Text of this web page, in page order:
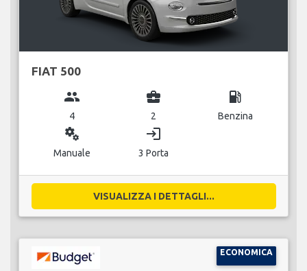
FIAT 500
group
4
business_center
2
local_gas_station
Benzina
miscellaneous_services
Manuale
login
3 Porta
VISUALIZZA I DETTAGLI...
ECONOMICA